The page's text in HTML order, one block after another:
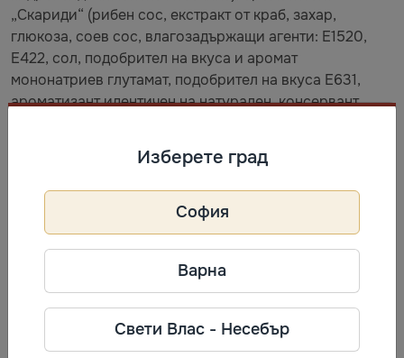
„Скариди“ (рибен сос, екстракт от краб, захар,
глюкоза, соев сос, влагозадържащи агенти: Е1520,
Е422, сол, подобрител на вкуса и аромат
мононатриев глутамат, подобрител на вкуса Е631,
ароматизант идентичен на натурален, консервант
консерванти: калиев сорбат, натриев бензоат. Страна
на произход: филе от гигантски калмар – Перу,
Съхранение
Условия на съхранение: при температура от минус 3
Изберете град
София
Варна
Свети Влас - Несебър